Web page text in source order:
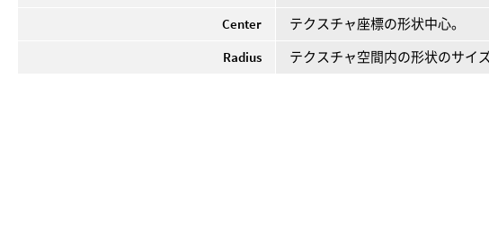
Center
テクスチャ座標の形状中心。
Radius
テクスチャ空間内の形状のサイ